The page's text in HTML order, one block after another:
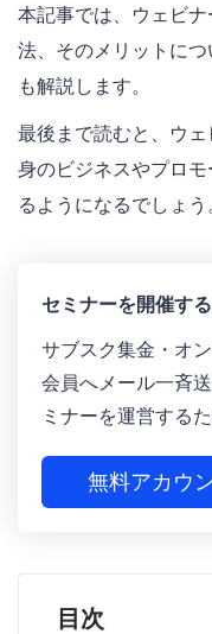
本記事では、ウェビ
法、そのメリットに
も解説します。
最後まで読むと、ウ
身のビジネスやプロ
るようになるでしょう
セミナーを開催す
サブスク集金・オ
会員へメール一斉
ミナーを運営する
無料アカウ
目次